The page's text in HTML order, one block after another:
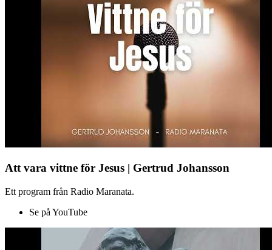
Att vara vittne för Jesus | Gertrud Johansson
Ett program från Radio Maranata.
Se på YouTube